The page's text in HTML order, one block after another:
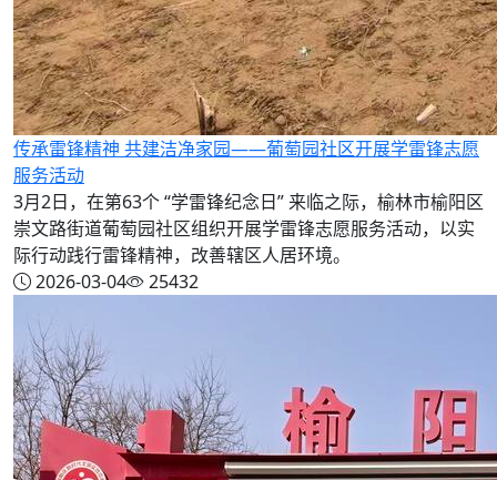
传承雷锋精神 共建洁净家园——葡萄园社区开展学雷锋志愿
服务活动
3月2日，在第63个 “学雷锋纪念日” 来临之际，榆林市榆阳区
崇文路街道葡萄园社区组织开展学雷锋志愿服务活动，以实
际行动践行雷锋精神，改善辖区人居环境。
2026-03-04
25432